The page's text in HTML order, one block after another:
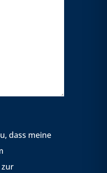
dass meine